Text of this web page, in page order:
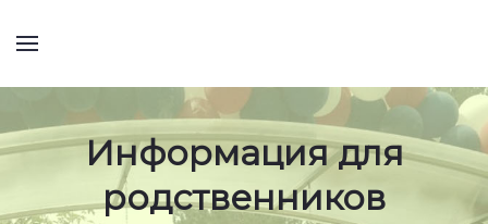
Информация для
родственников